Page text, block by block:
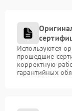
Используются
прошедшие
корректную
гарантийных